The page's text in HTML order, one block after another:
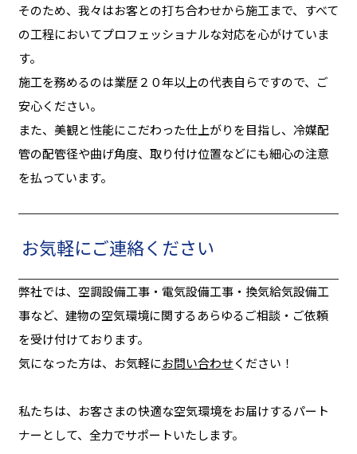
そのため、我々はお客との打ち合わせから施工まで、すべて
の工程においてプロフェッショナルな対応を心がけていま
す。
施工を務めるのは業歴２０年以上の代表自らですので、ご
安心ください。
また、美観と性能にこだわった仕上がりを目指し、冷媒配
管の配管径や曲げ角度、取り付け位置などにも細心の注意
を払っています。
お気軽にご連絡ください
弊社では、空調設備工事・電気設備工事・換気給気設備工
事など、建物の空気環境に関するあらゆるご相談・ご依頼
を受け付けております。
気になった方は、お気軽にお問い合わせください！
私たちは、お客さまの快適な空気環境をお届けするパート
ナーとして、全力でサポートいたします。